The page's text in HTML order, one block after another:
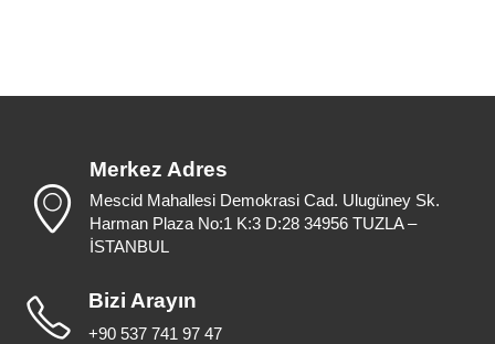
Merkez Adres
Mescid Mahallesi Demokrasi Cad. Ulugüney Sk.
Harman Plaza No:1 K:3 D:28 34956 TUZLA –
İSTANBUL
Bizi Arayın
+90 537 741 97 47